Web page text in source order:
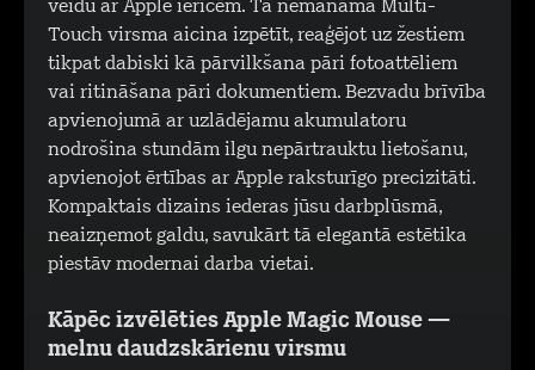
veidu ar Apple ierīcēm. Tā nemanāmā Multi-
Touch virsma aicina izpētīt, reaģējot uz žestiem
tikpat dabiski kā pārvilkšana pāri fotoattēliem
vai ritināšana pāri dokumentiem. Bezvadu brīvība
apvienojumā ar uzlādējamu akumulatoru
nodrošina stundām ilgu nepārtrauktu lietošanu,
apvienojot ērtības ar Apple raksturīgo precizitāti.
Kompaktais dizains iederas jūsu darbplūsmā,
neaizņemot galdu, savukārt tā elegantā estētika
piestāv modernai darba vietai.
Kāpēc izvēlēties Apple Magic Mouse —
melnu daudzskārienu virsmu